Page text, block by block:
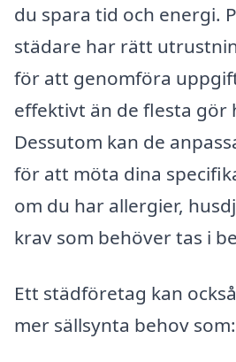
du spara tid och energi.
städare har rätt
för att genomföra
effektivt än de flesta gör
Dessutom kan de
för att möta dina
om du har allergier,
krav som behöver tas i
Ett städföretag kan
mer sällsynta behov som: